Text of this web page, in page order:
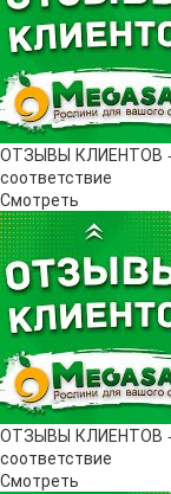
ОТЗЫВЫ КЛИЕНТОВ
соответствие
Смотреть
ОТЗЫВЫ КЛИЕНТОВ
соответствие
Смотреть